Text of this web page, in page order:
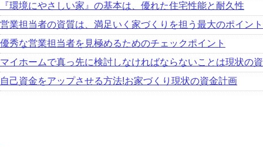
『環境にやさしい家』の基本は、優れた住宅性能と耐久性
営業担当者の資質は、満足いく家づくりを担う最大のポイント
優秀な営業担当者を見極めるためのチェックポイント
マイホームで真っ先に検討しなければならないことは現状の
自己資金をアップさせる方法!お家づくり現状の資金計画